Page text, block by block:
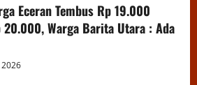
Eceran Tembus Rp 19.000
20.000, Warga Barita Utara : Ada